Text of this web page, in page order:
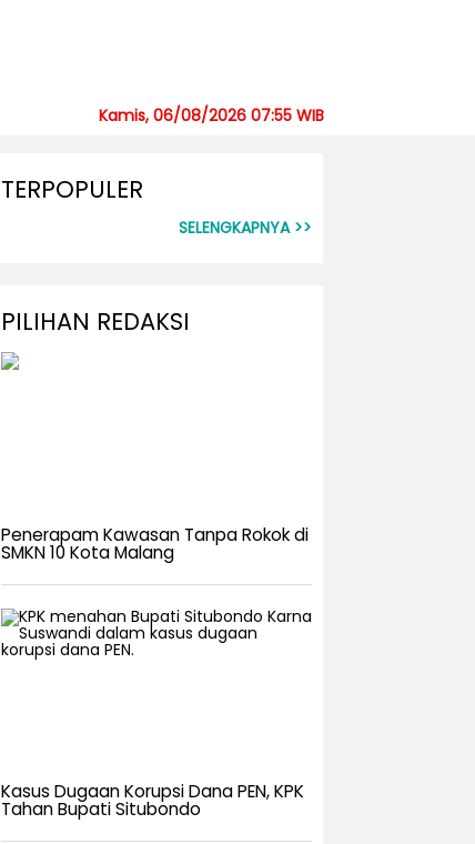
Kamis, 06/08/2026 07:55 WIB
TERPOPULER
SELENGKAPNYA >>
PILIHAN REDAKSI
Penerapam Kawasan Tanpa Rokok di
SMKN 10 Kota Malang
Kasus Dugaan Korupsi Dana PEN, KPK
Tahan Bupati Situbondo